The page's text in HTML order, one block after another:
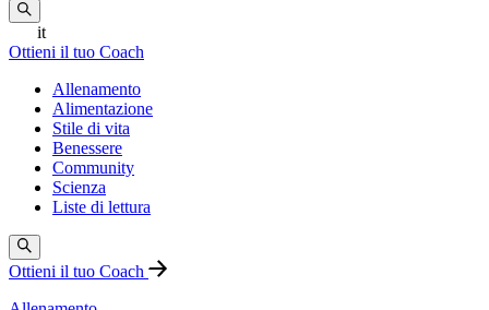
it
Ottieni il tuo Coach
Allenamento
Alimentazione
Stile di vita
Benessere
Community
Scienza
Liste di lettura
Ottieni il tuo Coach